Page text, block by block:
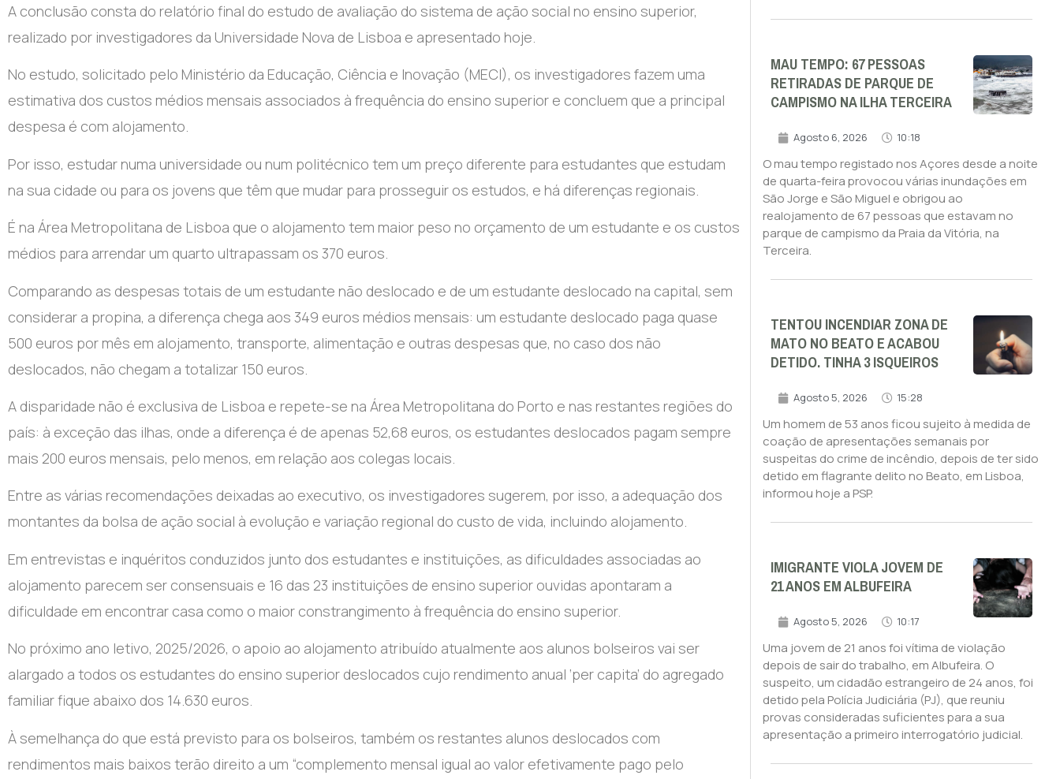
A conclusão consta do relatório final do estudo de avaliação do sistema de ação social no ensino superior,
realizado por investigadores da Universidade Nova de Lisboa e apresentado hoje.
No estudo, solicitado pelo Ministério da Educação, Ciência e Inovação (MECI), os investigadores fazem uma
estimativa dos custos médios mensais associados à frequência do ensino superior e concluem que a principal
despesa é com alojamento.
Por isso, estudar numa universidade ou num politécnico tem um preço diferente para estudantes que estudam
na sua cidade ou para os jovens que têm que mudar para prosseguir os estudos, e há diferenças regionais.
É na Área Metropolitana de Lisboa que o alojamento tem maior peso no orçamento de um estudante e os custos
médios para arrendar um quarto ultrapassam os 370 euros.
Comparando as despesas totais de um estudante não deslocado e de um estudante deslocado na capital, sem
considerar a propina, a diferença chega aos 349 euros médios mensais: um estudante deslocado paga quase
500 euros por mês em alojamento, transporte, alimentação e outras despesas que, no caso dos não
deslocados, não chegam a totalizar 150 euros.
A disparidade não é exclusiva de Lisboa e repete-se na Área Metropolitana do Porto e nas restantes regiões do
país: à exceção das ilhas, onde a diferença é de apenas 52,68 euros, os estudantes deslocados pagam sempre
mais 200 euros mensais, pelo menos, em relação aos colegas locais.
Entre as várias recomendações deixadas ao executivo, os investigadores sugerem, por isso, a adequação dos
montantes da bolsa de ação social à evolução e variação regional do custo de vida, incluindo alojamento.
Em entrevistas e inquéritos conduzidos junto dos estudantes e instituições, as dificuldades associadas ao
alojamento parecem ser consensuais e 16 das 23 instituições de ensino superior ouvidas apontaram a
dificuldade em encontrar casa como o maior constrangimento à frequência do ensino superior.
No próximo ano letivo, 2025/2026, o apoio ao alojamento atribuído atualmente aos alunos bolseiros vai ser
alargado a todos os estudantes do ensino superior deslocados cujo rendimento anual ‘per capita’ do agregado
familiar fique abaixo dos 14.630 euros.
À semelhança do que está previsto para os bolseiros, também os restantes alunos deslocados com
rendimentos mais baixos terão direito a um “complemento mensal igual ao valor efetivamente pago pelo
MAU TEMPO: 67 PESSOAS
RETIRADAS DE PARQUE DE
CAMPISMO NA ILHA TERCEIRA
Agosto 6, 2026 10:18
O mau tempo registado nos Açores desde a noite
de quarta-feira provocou várias inundações em
São Jorge e São Miguel e obrigou ao
realojamento de 67 pessoas que estavam no
parque de campismo da Praia da Vitória, na
Terceira.
TENTOU INCENDIAR ZONA DE
MATO NO BEATO E ACABOU
DETIDO. TINHA 3 ISQUEIROS
Agosto 5, 2026 15:28
Um homem de 53 anos ficou sujeito à medida de
coação de apresentações semanais por
suspeitas do crime de incêndio, depois de ter sido
detido em flagrante delito no Beato, em Lisboa,
informou hoje a PSP.
IMIGRANTE VIOLA JOVEM DE
21 ANOS EM ALBUFEIRA
Agosto 5, 2026 10:17
Uma jovem de 21 anos foi vítima de violação
depois de sair do trabalho, em Albufeira. O
suspeito, um cidadão estrangeiro de 24 anos, foi
detido pela Polícia Judiciária (PJ), que reuniu
provas consideradas suficientes para a sua
apresentação a primeiro interrogatório judicial.